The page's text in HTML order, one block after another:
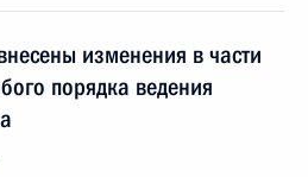
изменения в части
порядка ведения